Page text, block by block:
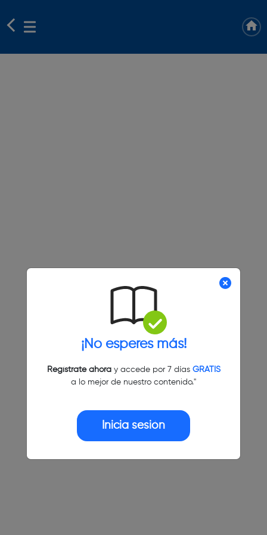
¡No esperes más!
Regístrate ahoray accede por 7 días GRATIS
a lo mejor de nuestro contenido."
Inicia sesión